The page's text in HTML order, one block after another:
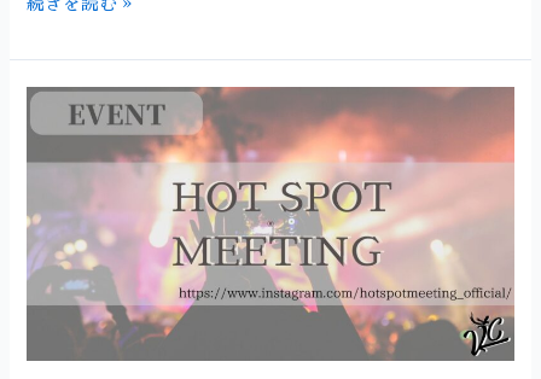
続きを読む »
【HOT
SPOT
MEETING】
10
月
29
日
福